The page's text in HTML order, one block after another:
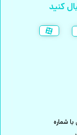
کنید
شماره